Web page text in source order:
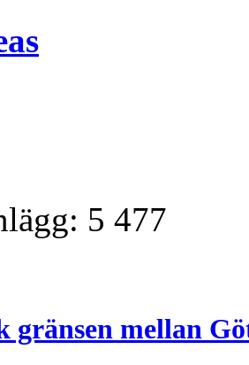
5 477
gränsen mellan